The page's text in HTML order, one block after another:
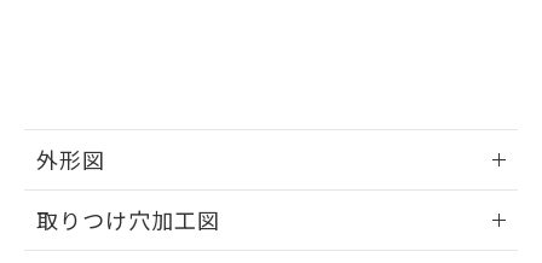
外形図
取りつけ穴加工図
欄に対応日を記載しておりました。
既に当社にて対応品への在庫切替を完了
り、2022年1月12日より割愛しておりま
す。